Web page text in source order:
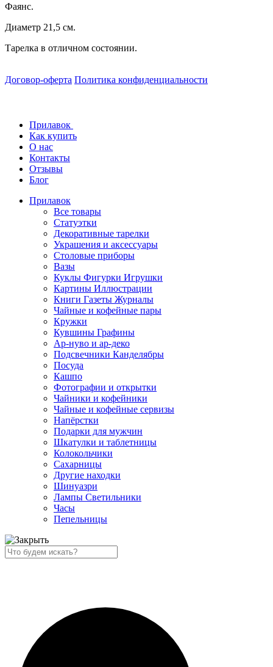
Фаянс.
Диаметр 21,5 см.
Тарелка в отличном состоянии.
Договор-оферта Политика конфиденциальности
Прилавок
Как купить
О нас
Контакты
Отзывы
Блог
Прилавок
Все товары
Статуэтки
Декоративные тарелки
Украшения и аксессуары
Столовые приборы
Вазы
Куклы Фигурки Игрушки
Картины Иллюстрации
Книги Газеты Журналы
Чайные и кофейные пары
Кружки
Кувшины Графины
Ар-нуво и ар-деко
Подсвечники Канделябры
Посуда
Кашпо
Фотографии и открытки
Чайники и кофейники
Чайные и кофейные сервизы
Напёрстки
Подарки для мужчин
Шкатулки и таблетницы
Колокольчики
Сахарницы
Другие находки
Шинуазри
Лампы Светильники
Часы
Пепельницы